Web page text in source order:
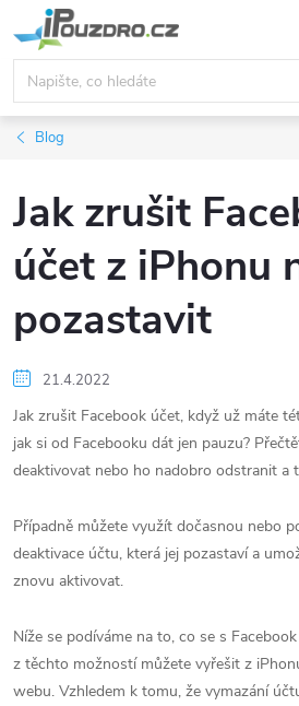
na
obsah
Blog
Jak zrušit
účet z iPhonu
pozastavit
21.4.2022
Jak zrušit Facebook účet, když už máte
jak si od Facebooku dát jen pauzu?
deaktivovat nebo ho nadobro odstranit a
Případně můžete využít dočasnou nebo
deaktivace účtu, která jej pozastaví a
znovu aktivovat.
Níže se podíváme na to, co se s
z těchto možností můžete vyřešit z
webu. Vzhledem k tomu, že vymazání